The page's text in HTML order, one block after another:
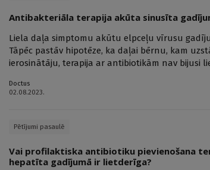
Antibakteriāla terapija akūta sinusīta
Liela daļa simptomu akūtu elpceļu vīrusu
Tāpēc pastāv hipotēze, ka daļai bērnu, kam
ierosinātāju, terapija ar antibiotikām nav bijusi
Doctus
02.08.2023.
Pētījumi pasaulē
Vai profilaktiska antibiotiku pievienošana
hepatīta gadījumā ir lietderīga?